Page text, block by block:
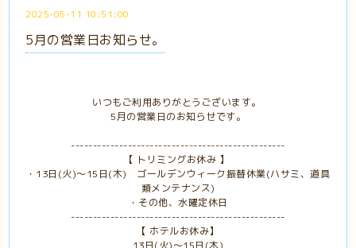
2025-05-11 10:51:00
5月の営業日お知らせ。
いつもご利用ありがとうございます。
5月の営業日のお知らせです。
-------------------------------------------------
【 トリミングお休み 】
・13日(火)～15日(木) ゴールデンウィーク振替休業(ハサミ、道具
類メンテナンス)
・その他、水曜定休日
-------------------------------------------------
【 ホテルお休み】
13日(火)～15日(木)